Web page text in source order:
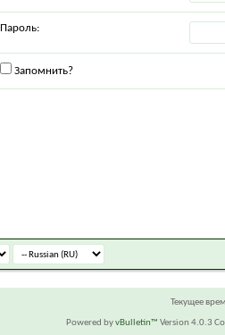
Пароль:
Запомнить?
Текущее
Powered byvBulletin™ Version 4.0.3